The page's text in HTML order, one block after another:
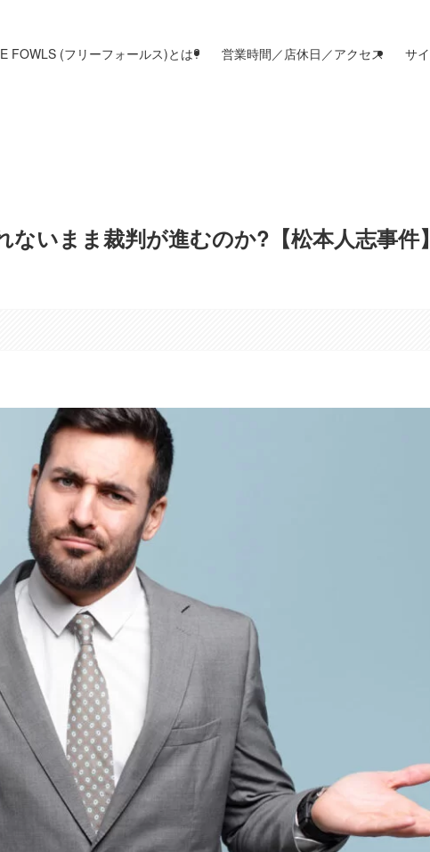
FOWLS (フリーフォールス)とは? 営業時間／店休日／アクセス サ
いまま裁判が進むのか?【松本人志事件】